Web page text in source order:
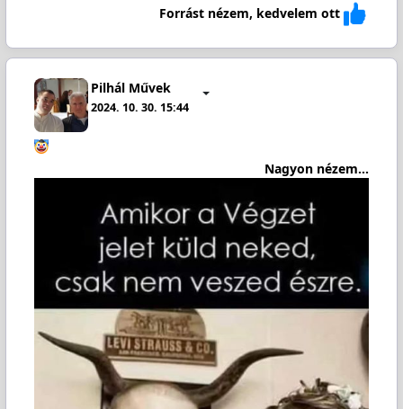
Forrást nézem, kedvelem ott
Pilhál Művek
2024. 10. 30. 15:44
Nagyon nézem...